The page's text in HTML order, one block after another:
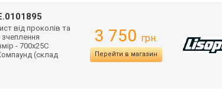
від проколів та
- 700x25C
(склад
3 750 грн.
Перейти в магазин